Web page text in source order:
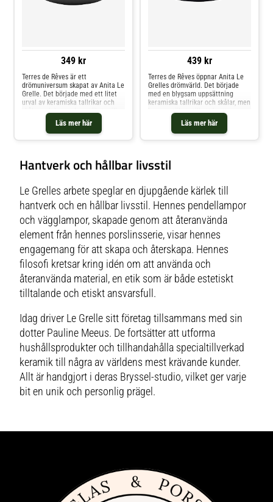
349 kr
Läs mer här
Terres de Rêves är ett
drömuniversum skapat av Anita Le
Grelle. Det började med ett litet
urval av keramiska tallrikar och
skålar och har sedan utökats till
ett brett sortiment av koppar,
muggar, tallrikar, skålar och fat i
olika former, storlekar och färger.
fått sin speciella karaktär genom
att glasyrerna har lagts i lager på
bergslandskap, hav, grottor och
isberg och påminner om Anita Le
Grelles fantasifulla landskap.
439 kr
Läs mer här
Terres de Rêves öppnar Anita Le
Grelles drömvärld. Det började
med en blygsam uppsättning
keramiska tallrikar och skålar, men
har nu utökats till ett brett
sortiment av koppar, muggar,
tallrikar, skålar och fat i en mängd
olika former, storlekar och färger.
rektangulära, ovala och runda
föremålen bidrar till deras
återspeglar de berg, hav, grottor
och isberg som finns i Anita Le
Grelles fantasifulla landskap.
Hantverk och hållbar livsstil
Le Grelles arbete speglar en djupgående kärlek till
hantverk och en hållbar livsstil. Hennes pendellampor
och vägglampor, skapade genom att återanvända
element från hennes porslinsserie, visar hennes
engagemang för att skapa och återskapa. Hennes
filosofi kretsar kring idén om att använda och
återanvända material, en etik som är både estetiskt
tilltalande och etiskt ansvarsfull.
Idag driver Le Grelle sitt företag tillsammans med sin
dotter Pauline Meeus. De fortsätter att utforma
hushållsprodukter och tillhandahålla specialtillverkad
keramik till några av världens mest krävande kunder.
Allt är handgjort i deras Bryssel-studio, vilket ger varje
bit en unik och personlig prägel.